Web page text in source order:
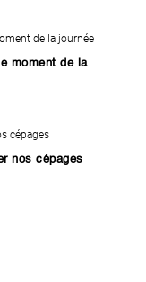
moment de la
nos cépages